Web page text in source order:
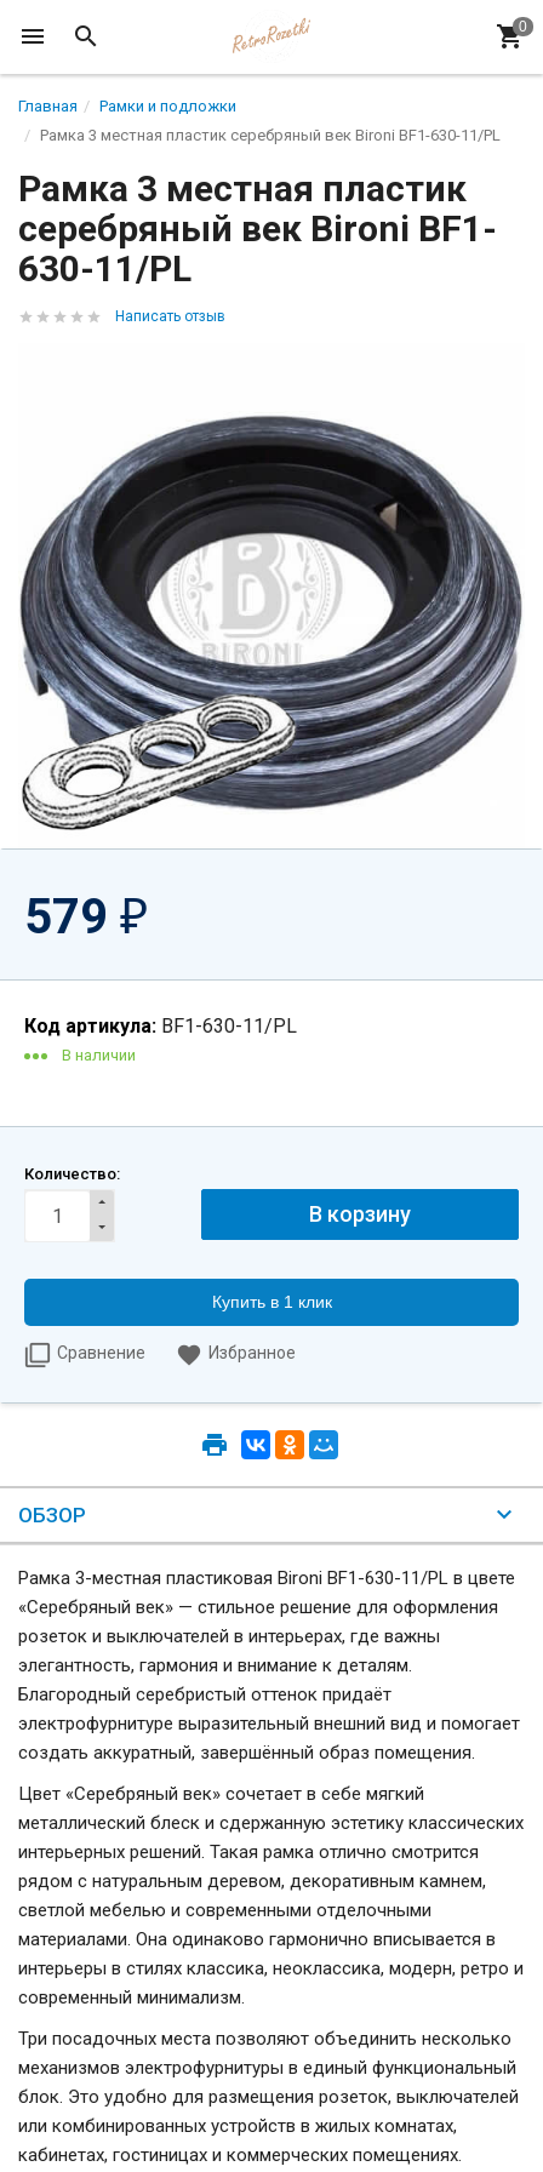
Главная
Рамки и подложки
Рамка 3 местная пластик серебряный век Bironi BF1-630-11/PL
Рамка 3 местная пластик
серебряный век Bironi BF1-
630-11/PL
Написать отзыв
579 ₽
Код артикула: BF1-630-11/PL
В наличии
Количество:
Купить в 1 клик
Сравнение Избранное
ОБЗОР
Рамка 3-местная пластиковая Bironi BF1-630-11/PL в цвете
«Серебряный век» — стильное решение для оформления
розеток и выключателей в интерьерах, где важны
элегантность, гармония и внимание к деталям.
Благородный серебристый оттенок придаёт
электрофурнитуре выразительный внешний вид и помогает
создать аккуратный, завершённый образ помещения.
Цвет «Серебряный век» сочетает в себе мягкий
металлический блеск и сдержанную эстетику классических
интерьерных решений. Такая рамка отлично смотрится
рядом с натуральным деревом, декоративным камнем,
светлой мебелью и современными отделочными
материалами. Она одинаково гармонично вписывается в
интерьеры в стилях классика, неоклассика, модерн, ретро и
современный минимализм.
Три посадочных места позволяют объединить несколько
механизмов электрофурнитуры в единый функциональный
блок. Это удобно для размещения розеток, выключателей
или комбинированных устройств в жилых комнатах,
кабинетах, гостиницах и коммерческих помещениях.